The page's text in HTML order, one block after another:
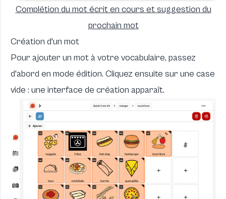
Complétion du mot écrit en cours et suggestion du
prochain mot
Création d'un mot
Pour ajouter un mot à votre vocabulaire, passez
d'abord en mode édition. Cliquez ensuite sur une case
vide : une interface de création apparaît.